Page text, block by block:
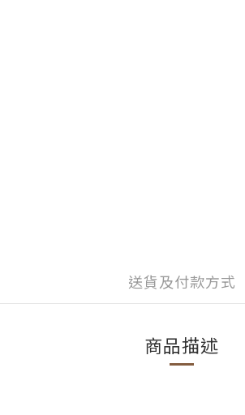
送貨及付款方式
商品描述